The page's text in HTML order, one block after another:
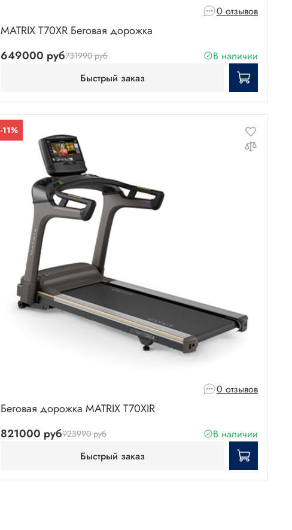
0 отзывов
MATRIX T70XR Беговая дорожка
649000 руб731990 руб
В наличии
Быстрый заказ
-11%
0 отзывов
Беговая дорожка MATRIX T70XIR
821000 руб923990 руб
В наличии
Быстрый заказ